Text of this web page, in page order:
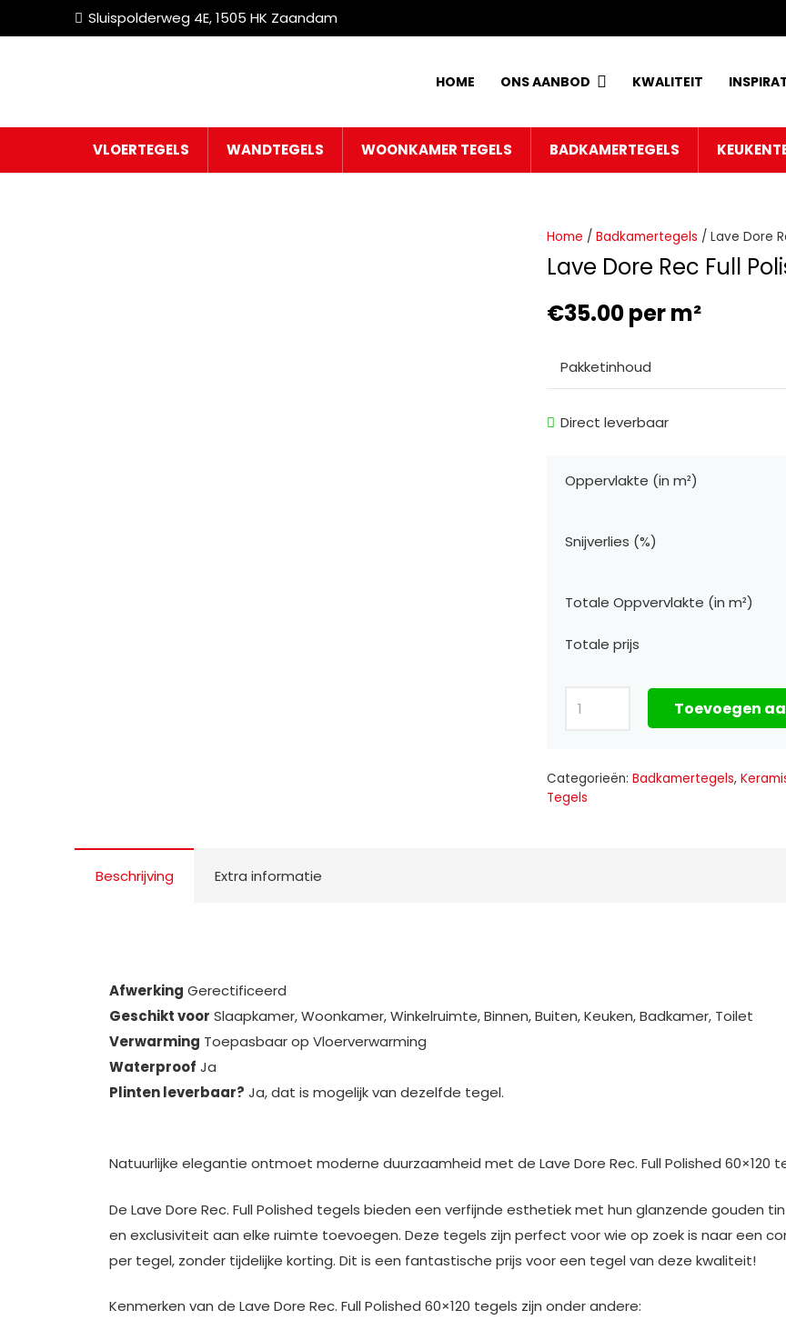
Sluispolderweg 4E, 1505 HK Zaandam
HOME ONS AANBOD KWALITEIT
VLOERTEGELS WANDTEGELS WOONKAMER TEGELS BADKAMERTEGELS
Home /Badkamertegels / Lave Dore
Lave Dore Rec Full
€35.00per m²
Pakketinhoud
Direct leverbaar
Oppervlakte (in m²)
Snijverlies (%)
Totale Oppvervlakte (in m²)
Totale prijs
Full
Polished
Toevoegen
Categorieën:Badkamertegels,
Tegels
Beschrijving Extra informatie
Afwerking Gerectificeerd
Geschikt voor Slaapkamer, Woonkamer, Winkelruimte, Binnen, Buiten, Keuken, Badkamer, Toilet
Verwarming Toepasbaar op Vloerverwarming
Waterproof Ja
Plinten leverbaar? Ja, dat is mogelijk van dezelfde tegel.
Natuurlijke elegantie ontmoet moderne duurzaamheid met de Lave Dore Rec. Full Polished 60×120
De Lave Dore Rec. Full Polished tegels bieden een verfijnde esthetiek met hun glanzende gouden
en exclusiviteit aan elke ruimte toevoegen. Deze tegels zijn perfect voor wie op zoek is naar een
per tegel, zonder tijdelijke korting. Dit is een fantastische prijs voor een tegel van deze kwaliteit!
Kenmerken van de Lave Dore Rec. Full Polished 60×120 tegels zijn onder andere: